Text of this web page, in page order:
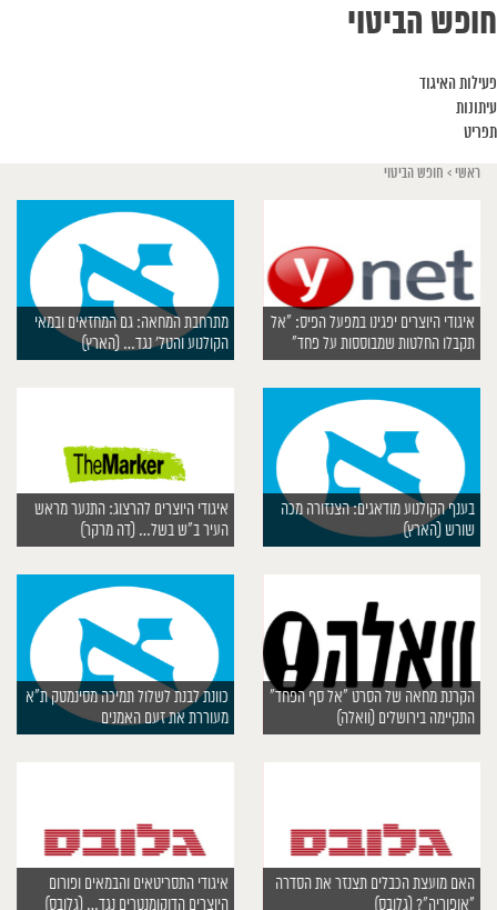
חופש הביטוי
פעילות האיגוד
עיתונות
תפריט
ראשי > חופש הביטוי
איגודי היוצרים יפגינו במפעל הפיס: “אל
תקבלו החלטות שמבוססות על פחד”
מתרחבת המחאה: גם המחזאים ובמאי
הקולנוע והטל’ נגד… (הארץ)
בענף הקולנוע מודאגים: הצנזורה מכה
שורש (הארץ)
איגודי היוצרים להרצוג: התנער מראש
העיר ב”ש בשל… (דה מרקר)
הקרנת מחאה של הסרט “אל סף הפחד”
התקיימה בירושלים (וואלה)
כוונת לבנת לשלול תמיכה מסינמטק ת”א
מעוררת את זעם האמנים
האם מועצת הכבלים תצנזר את הסדרה
“אופוריה”? (גלובס)
איגודי התסריטאים והבמאים ופורום
היוצרים הדוקומנטרים נגד… (גלובס)